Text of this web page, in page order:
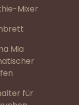
Mixer
Mia
für